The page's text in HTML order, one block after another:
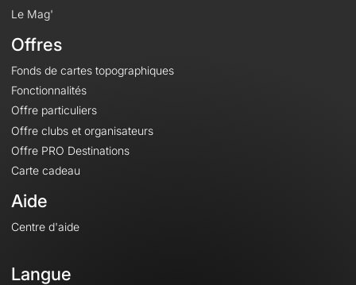
Le Mag'
Offres
Fonds de cartes topographiques
Fonctionnalités
Offre particuliers
Offre clubs et organisateurs
Offre PRO Destinations
Carte cadeau
Aide
Centre d'aide
Langue